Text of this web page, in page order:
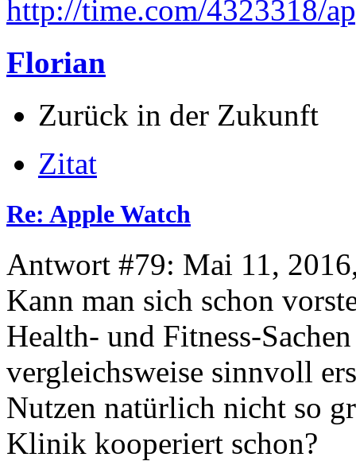
http://time.com/4323318/
Florian
Zurück in der Zukunft
Zitat
Re: Apple Watch
Antwort #79: Mai 11,
Kann man sich schon
Health- und Fitness-
vergleichsweise sinnvoll
Nutzen natürlich nicht so
Klinik kooperiert schon?